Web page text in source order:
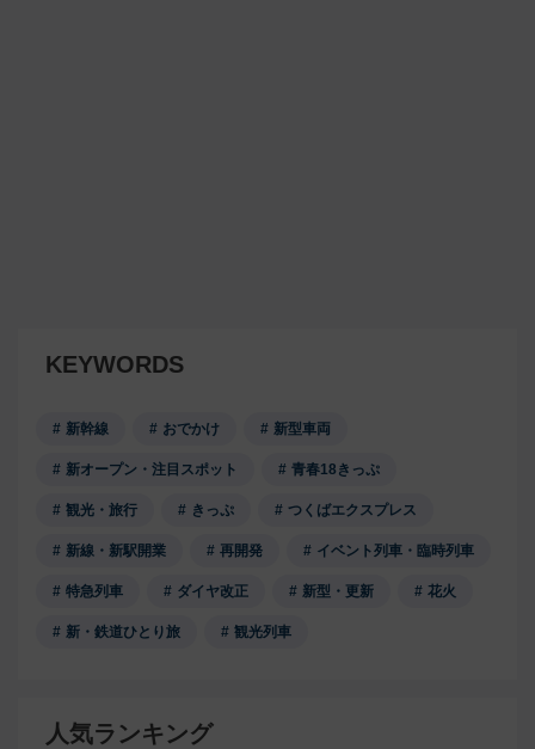
KEYWORDS
新幹線 おでかけ 新型車両
新オープン・注目スポット 青春18きっぷ
観光・旅行 きっぷ つくばエクスプレス
新線・新駅開業 再開発 イベント列車・臨時列車
特急列車 ダイヤ改正 新型・更新 花火
新・鉄道ひとり旅 観光列車
人気ランキング